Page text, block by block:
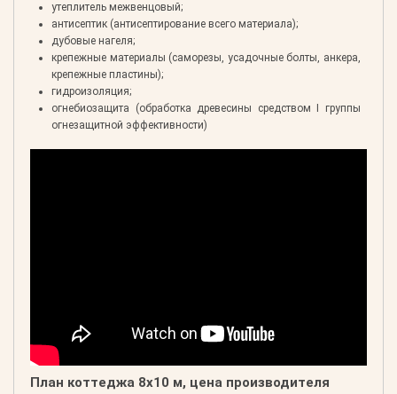
утеплитель межвенцовый;
антисептик (антисептирование всего материала);
дубовые нагеля;
крепежные материалы (саморезы, усадочные болты, анкера,
крепежные пластины);
гидроизоляция;
огнебиозащита (обработка древесины средством I группы
огнезащитной эффективности)
План коттеджа 8х10 м, цена производителя